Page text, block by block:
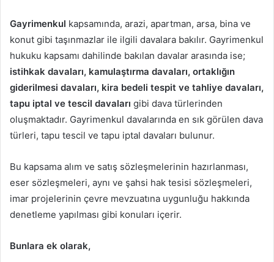
Gayrimenkul kapsamında, arazi, apartman, arsa, bina ve
konut gibi taşınmazlar ile ilgili davalara bakılır. Gayrimenkul
hukuku kapsamı dahilinde bakılan davalar arasında ise;
istihkak davaları, kamulaştırma davaları, ortaklığın
giderilmesi davaları, kira bedeli tespit ve tahliye davaları,
tapu iptal ve tescil davaları gibi dava türlerinden
oluşmaktadır. Gayrimenkul davalarında en sık görülen dava
türleri, tapu tescil ve tapu iptal davaları bulunur.
Bu kapsama alım ve satış sözleşmelerinin hazırlanması,
eser sözleşmeleri, aynı ve şahsi hak tesisi sözleşmeleri,
imar projelerinin çevre mevzuatına uygunluğu hakkında
denetleme yapılması gibi konuları içerir.
Bunlara ek olarak,